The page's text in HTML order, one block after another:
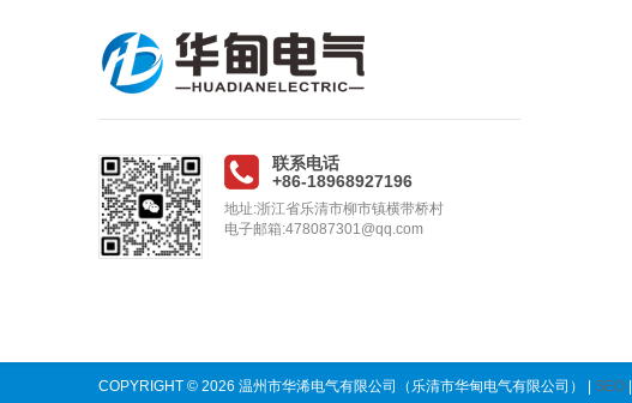
联系电话
+86-18968927196
地址:浙江省乐清市柳市镇横带桥村
电子邮箱:478087301@qq.com
COPYRIGHT © 2026 温州市华浠电气有限公司（乐清市华甸电气有限公司） | SEO